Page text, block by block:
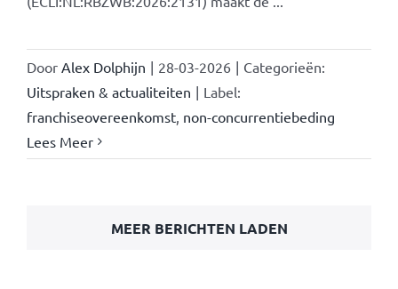
Door Alex Dolphijn | 28-03-2026 | Categorieën:
Uitspraken & actualiteiten | Label:
franchiseovereenkomst, non-concurrentiebeding
Lees Meer
MEER BERICHTEN LADEN